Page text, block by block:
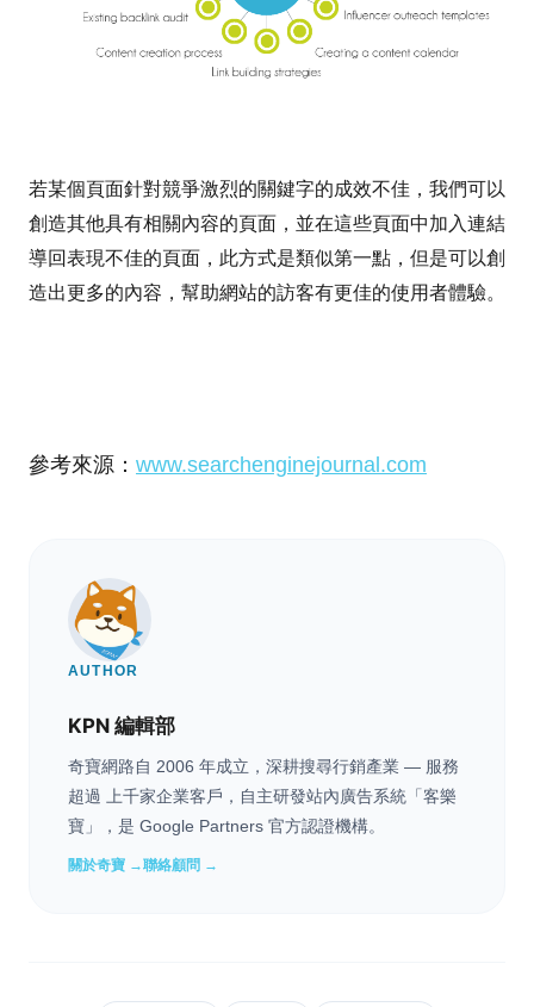
若某個頁面針對競爭激烈的關鍵字的成效不佳，我們可以
創造其他具有相關內容的頁面，並在這些頁面中加入連結
導回表現不佳的頁面，此方式是類似第一點，但是可以創
造出更多的內容，幫助網站的訪客有更佳的使用者體驗。
參考來源： www.searchenginejournal.com
AUTHOR
KPN 編輯部
奇寶網路自 2006 年成立，深耕搜尋行銷產業 — 服務
超過 上千家企業客戶，自主研發站內廣告系統「客樂
寶」，是 Google Partners 官方認證機構。
關於奇寶 →聯絡顧問 →